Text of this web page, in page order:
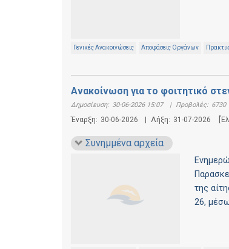
Γενικές Ανακοινώσεις Αποφάσεις Οργάνων
Ανακοίνωση για το φοιτητικό
Δημοσίευση: 30-06-2026 15:07 | Προβολές: 6730
Έναρξη: 30-06-2026 Λήξη: 31-07-2026
Συνημμένα αρχεία
της
26,